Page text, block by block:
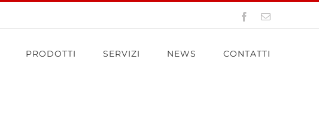
Facebook
Email
PRODOTTI SERVIZI NEWS CONTATTI